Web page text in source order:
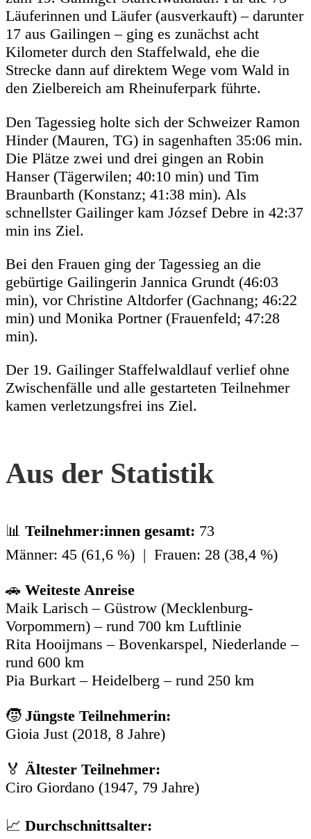
Läuferinnen und Läufer (ausverkauft) – darunter
17 aus Gailingen – ging es zunächst acht
Kilometer durch den Staffelwald, ehe die
Strecke dann auf direktem Wege vom Wald in
den Zielbereich am Rheinuferpark führte.
Den Tagessieg holte sich der Schweizer Ramon
Hinder (Mauren, TG) in sagenhaften 35:06 min.
Die Plätze zwei und drei gingen an Robin
Hanser (Tägerwilen; 40:10 min) und Tim
Braunbarth (Konstanz; 41:38 min). Als
schnellster Gailinger kam József Debre in 42:37
min ins Ziel.
Bei den Frauen ging der Tagessieg an die
gebürtige Gailingerin Jannica Grundt (46:03
min), vor Christine Altdorfer (Gachnang; 46:22
min) und Monika Portner (Frauenfeld; 47:28
min).
Der 19. Gailinger Staffelwaldlauf verlief ohne
Zwischenfälle und alle gestarteten Teilnehmer
kamen verletzungsfrei ins Ziel.
Aus der Statistik
📊 Teilnehmer:innen gesamt: 73
Männer: 45 (61,6 %) | Frauen: 28 (38,4 %)
🚗 Weiteste Anreise
Maik Larisch – Güstrow (Mecklenburg-
Vorpommern) – rund 700 km Luftlinie
Rita Hooijmans – Bovenkarspel, Niederlande –
rund 600 km
Pia Burkart – Heidelberg – rund 250 km
🧒 Jüngste Teilnehmerin:
Gioia Just (2018, 8 Jahre)
🏅 Ältester Teilnehmer:
Ciro Giordano (1947, 79 Jahre)
📈 Durchschnittsalter: